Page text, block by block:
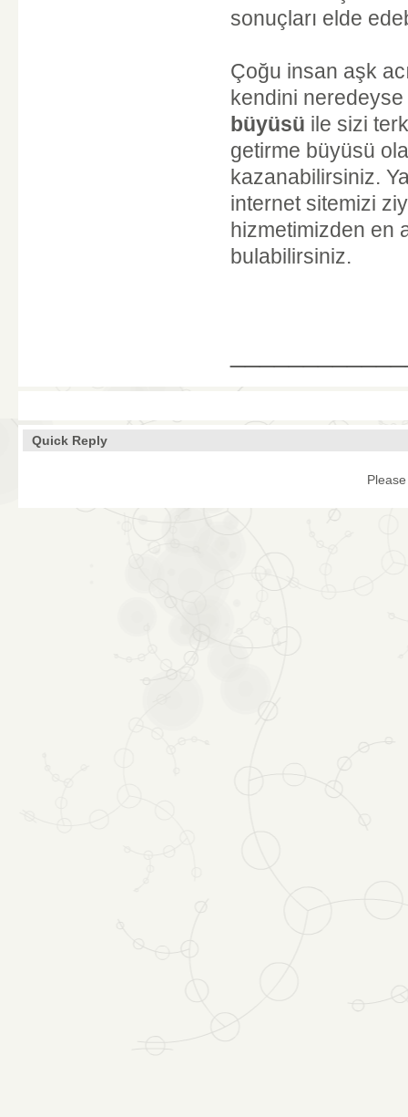
sonuçları elde
Çoğu insan aşk
kendini
büyüsü ile sizi
getirme büyüsü
kazanabilirsiniz.
internet sitemizi
hizmetimizden en
bulabilirsiniz.
Quick Reply